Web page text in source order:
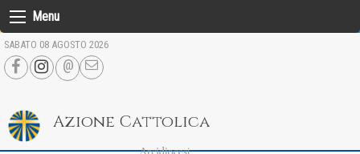
Skip
to
content
Menu
SABATO 08 AGOSTO 2026
Azione Cattolica